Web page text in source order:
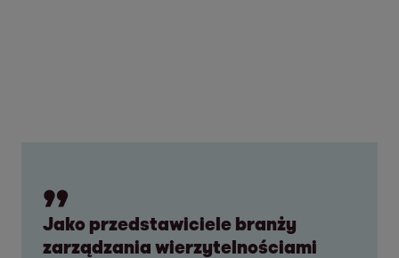
Jako przedstawiciele branży
zarządzania wierzytelnościami